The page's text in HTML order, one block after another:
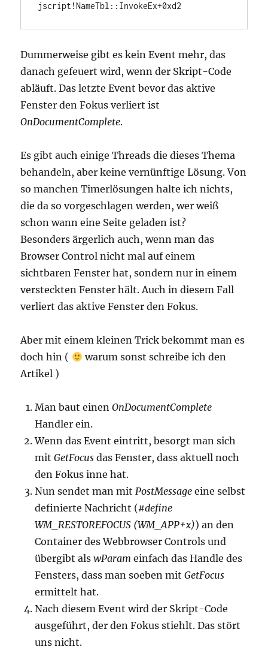
jscript!NameTbl::InvokeEx+0xd2
Dummerweise gibt es kein Event mehr, das
danach gefeuert wird, wenn der Skript-Code
abläuft. Das letzte Event bevor das aktive
Fenster den Fokus verliert ist
OnDocumentComplete.
Es gibt auch einige Threads die dieses Thema
behandeln, aber keine vernünftige Lösung. Von
so manchen Timerlösungen halte ich nichts,
die da so vorgeschlagen werden, wer weiß
schon wann eine Seite geladen ist?
Besonders ärgerlich auch, wenn man das
Browser Control nicht mal auf einem
sichtbaren Fenster hat, sondern nur in einem
versteckten Fenster hält. Auch in diesem Fall
verliert das aktive Fenster den Fokus.
Aber mit einem kleinen Trick bekommt man es
doch hin (
warum sonst schreibe ich den
Artikel )
Man baut einenOnDocumentComplete
Handler ein.
Wenn das Event eintritt, besorgt man sich
mitGetFocusdas Fenster, dass aktuell noch
den Fokus inne hat.
Nun sendet man mitPostMessageeine selbst
definierte Nachricht (#define
WM_RESTOREFOCUS (WM_APP+x)) an den
Container des Webbrowser Controls und
übergibt alswParameinfach das Handle des
Fensters, dass man soeben mitGetFocus
ermittelt hat.
Nach diesem Event wird der Skript-Code
ausgeführt, der den Fokus stiehlt. Das stört
uns nicht.